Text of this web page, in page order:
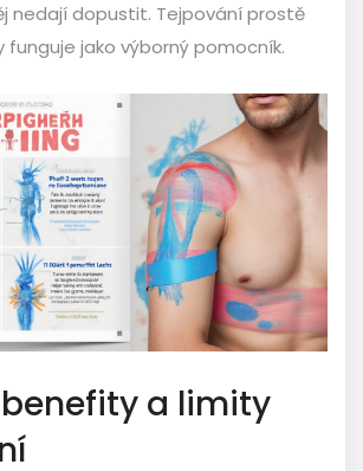
nedají dopustit. Tejpování prostě
funguje jako výborný pomocník.
benefity a limity